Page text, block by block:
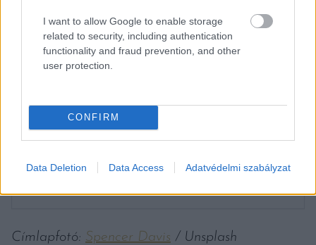
I want to allow Google to enable storage
related to security, including authentication
functionality and fraud prevention, and other
user protection.
CONFIRM
Data Deletion Data Access Adatvédelmi szabályzat
Címlapfotó: Spencer Davis / Unsplash